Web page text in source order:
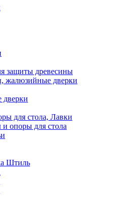
защиты древесины
жалюзийные дверки
для стола, Лавки
опоры для стола
Штиль